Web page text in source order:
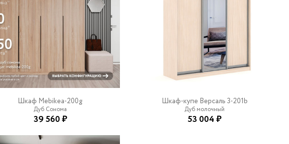
Шкаф Mebikea-200g
Дуб Сонома
39 560 ₽
Шкаф-купе Версаль 3-201b
Дуб молочный
53 004 ₽